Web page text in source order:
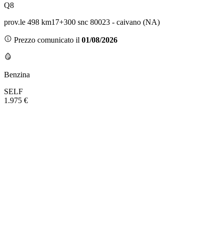
Q8
prov.le 498 km17+300 snc 80023 - caivano (NA)
Prezzo comunicato il 01/08/2026
Benzina
SELF
1.975 €